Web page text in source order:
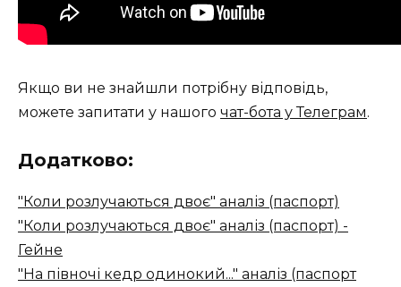
Якщо ви не знайшли потрібну відповідь,
можете запитати у нашого чат-бота у Телеграм.
Додатково:
"Коли розлучаються двоє" аналіз (паспорт)
"Коли розлучаються двоє" аналіз (паспорт) -
Гейне
"На півночі кедр одинокий..." аналіз (паспорт